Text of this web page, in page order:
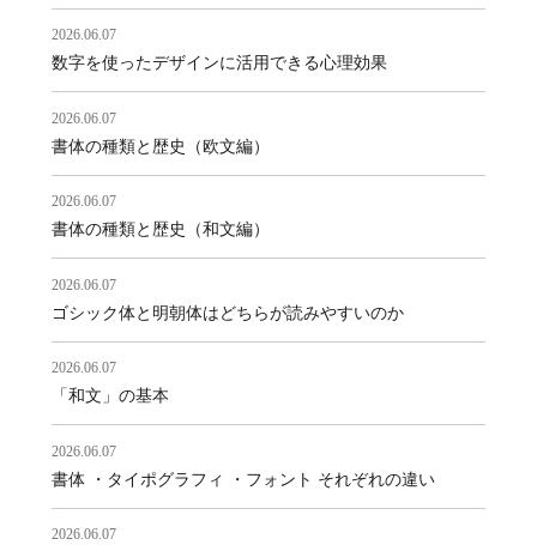
2026.06.07
数字を使ったデザインに活用できる心理効果
2026.06.07
書体の種類と歴史（欧文編）
2026.06.07
書体の種類と歴史（和文編）
2026.06.07
ゴシック体と明朝体はどちらが読みやすいのか
2026.06.07
「和文」の基本
2026.06.07
書体 ・タイポグラフィ ・フォント それぞれの違い
2026.06.07